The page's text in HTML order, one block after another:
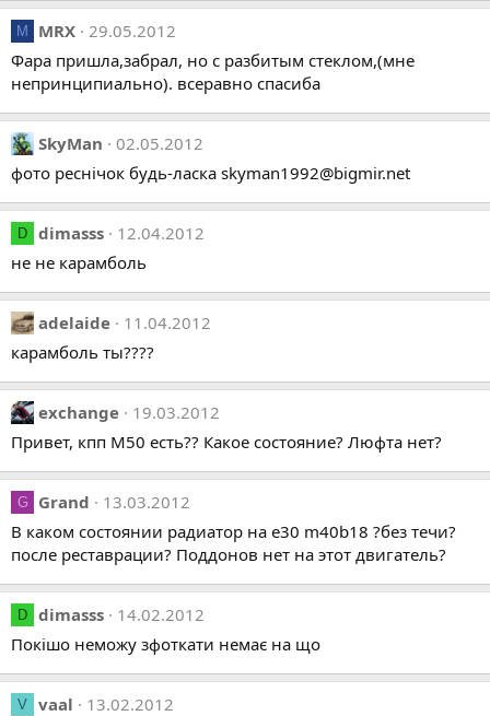
M MRX 29.05.2012
Фара пришла,забрал, но с разбитым стеклом,(мне
непринципиально). всеравно спасиба
SkyMan
02.05.2012
фото реснічок будь-ласка skyman1992@bigmir.net
D dimasss
12.04.2012
не не карамболь
adelaide
11.04.2012
карамболь ты????
exchange
19.03.2012
Привет, кпп М50 есть?? Какое состояние? Люфта нет?
G Grand
13.03.2012
В каком состоянии радиатор на e30 m40b18 ?без течи?
после реставрации? Поддонов нет на этот двигатель?
D dimasss
14.02.2012
Покішо неможу зфоткати немає на що
V vaal
13.02.2012